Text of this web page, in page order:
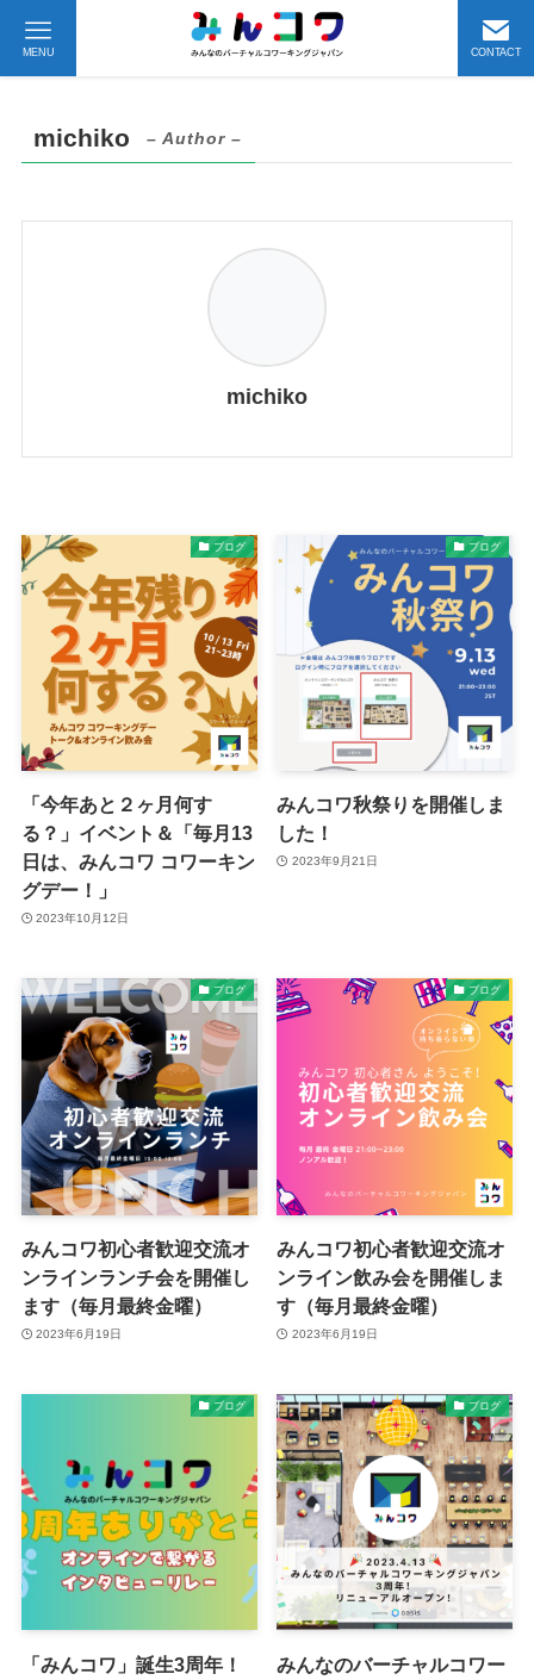
CONTACT
MENU
michiko – Author –
michiko
ブログ
「今年あと２ヶ月何す
る？」イベント＆「毎月13
日は、みんコワ コワーキン
グデー！」
2023年10月12日
ブログ
みんコワ秋祭りを開催しま
した！
2023年9月21日
ブログ
みんコワ初心者歓迎交流オ
ンラインランチ会を開催し
ます（毎月最終金曜）
2023年6月19日
ブログ
みんコワ初心者歓迎交流オ
ンライン飲み会を開催しま
す（毎月最終金曜）
2023年6月19日
ブログ
「みんコワ」誕生3周年！
ブログ
みんなのバーチャルコワー